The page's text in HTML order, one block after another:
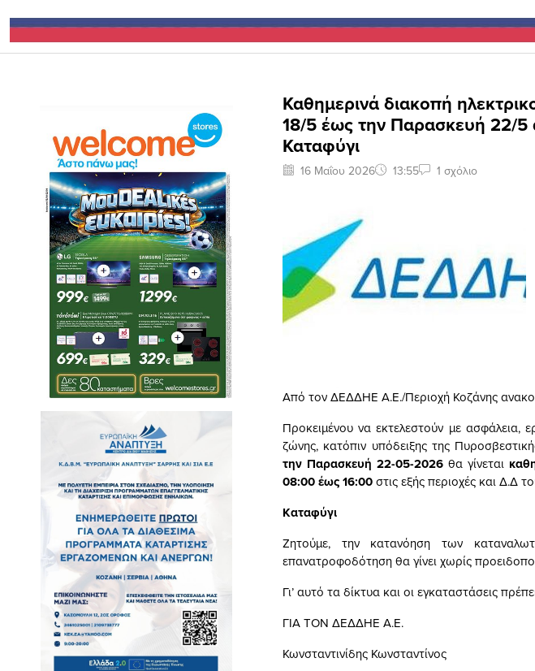
Καθημερινά διακοπή
18/5 έως την Παρασκευή 22/
Καταφύγι
16 Μαΐου 2026 13:55 1 σχόλιο
Από τον ΔΕΔΔΗΕ Α.Ε./Περιοχή Κοζάνης
Προκειμένου να εκτελεστούν με ασφάλεια,
ζώνης, κατόπιν υπόδειξης της
την Παρασκευή 22-05-2026 θα γίνεται
08:00 έως 16:00στις εξής περιοχές και Δ.Δ
Καταφύγι
Ζητούμε, την κατανόηση των
επανατροφοδότηση θα γίνει χωρίς
Γι’ αυτό τα δίκτυα και οι εγκαταστάσεις
ΓΙΑ ΤΟΝ ΔΕΔΔΗΕ Α.Ε.
Κωνσταντινίδης Κωνσταντίνος